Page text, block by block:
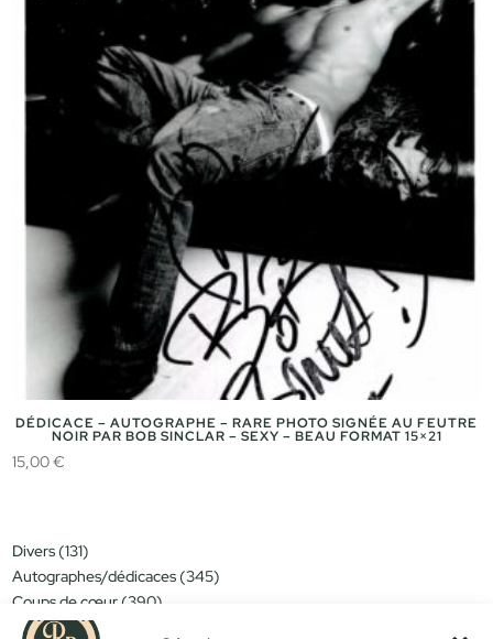
DÉDICACE – AUTOGRAPHE – RARE PHOTO SIGNÉE AU FEUTRE
NOIR PAR BOB SINCLAR – SEXY – BEAU FORMAT 15×21
15,00€
Divers 131131
produits
Autographes/dédicaces 345345
Coups de cœur 390390
Miniatures/jouets